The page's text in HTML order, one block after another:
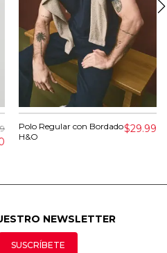
Polo Regular con Bordado
H&O
$29.99
NEWSLETTER
SUSCRÍBETE